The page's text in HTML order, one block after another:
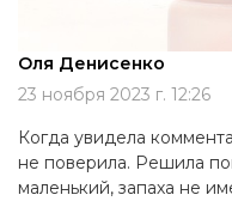
Оля Денисенко
23 ноября 2023 г. 12:26
Когда увидела
не поверила. Решила
маленький, запаха не